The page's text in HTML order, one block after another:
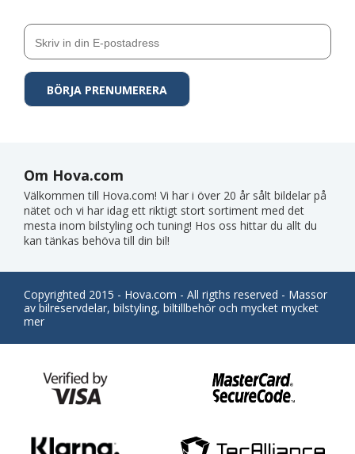
Om Hova.com
Välkommen till Hova.com! Vi har i över 20 år sålt bildelar på
nätet och vi har idag ett riktigt stort sortiment med det
mesta inom bilstyling och tuning! Hos oss hittar du allt du
kan tänkas behöva till din bil!
Copyrighted 2015 - Hova.com - All rigths reserved - Massor
av bilreservdelar, bilstyling, biltillbehör och mycket mycket
mer